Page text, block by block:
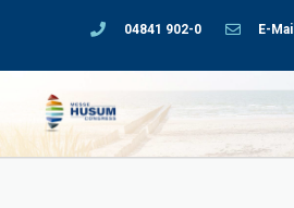
04841 902-0 E-Mail